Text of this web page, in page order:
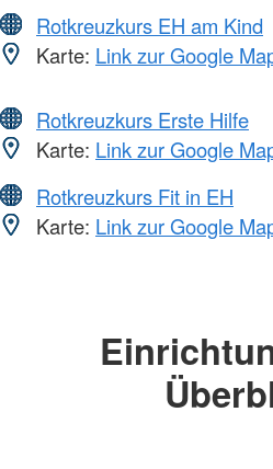
Rotkreuzkurs EH am Kind
Karte: Link zur Google
Rotkreuzkurs Erste Hilfe
Karte: Link zur Google
Rotkreuzkurs Fit in EH
Karte: Link zur Google